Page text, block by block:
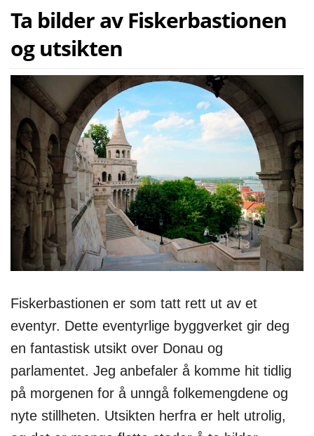
Ta bilder av Fiskerbastionen
og utsikten
Fiskerbastionen er som tatt rett ut av et
eventyr. Dette eventyrlige byggverket gir deg
en fantastisk utsikt over Donau og
parlamentet. Jeg anbefaler å komme hit tidlig
på morgenen for å unngå folkemengdene og
nyte stillheten. Utsikten herfra er helt utrolig,